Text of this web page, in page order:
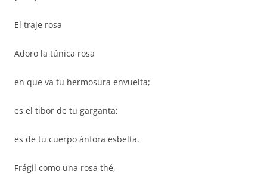
El traje rosa
Adoro la túnica rosa
en que va tu hermosura envuelta;
es el tibor de tu garganta;
es de tu cuerpo ánfora esbelta.
Frágil como una rosa thé,